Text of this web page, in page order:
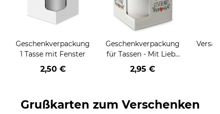
Geschenkverpackung
1 Tasse mit Fenster
2,50 €
Geschenkverpackung
für Tassen - Mit Liebe
geschenkt
2,95 €
Grußkarten zum Verschenken